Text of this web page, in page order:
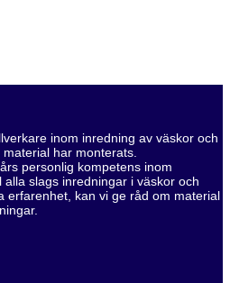
inom inredning av väskor och
har monterats.
personlig kompetens inom
slags inredningar i väskor och
erfarenhet, kan vi ge råd om material